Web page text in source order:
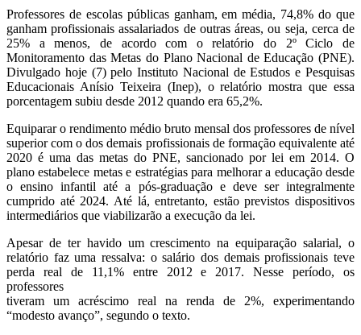
Telegram
Professores de escolas públicas ganham, em média, 74,8% do que
ganham profissionais assalariados de outras áreas, ou seja, cerca de
25% a menos, de acordo com o relatório do 2º Ciclo de
Monitoramento das Metas do Plano Nacional de Educação (PNE).
Divulgado hoje (7) pelo Instituto Nacional de Estudos e Pesquisas
Educacionais Anísio Teixeira (Inep), o relatório mostra que essa
porcentagem subiu desde 2012 quando era 65,2%.
Equiparar o rendimento médio bruto mensal dos professores de nível
superior com o dos demais profissionais de formação equivalente até
2020 é uma das metas do PNE, sancionado por lei em 2014. O
plano estabelece metas e estratégias para melhorar a educação desde
o ensino infantil até a pós-graduação e deve ser integralmente
cumprido até 2024. Até lá, entretanto, estão previstos dispositivos
intermediários que viabilizarão a execução da lei.
Apesar de ter havido um crescimento na equiparação salarial, o
relatório faz uma ressalva: o salário dos demais profissionais teve
perda real de 11,1% entre 2012 e 2017. Nesse período, os
professores
tiveram um acréscimo real na renda de 2%, experimentando
“modesto avanço”, segundo o texto.